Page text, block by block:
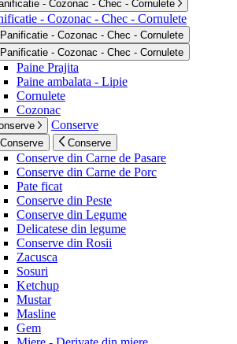
- Cozonac - Chec - Cornulete
- Cozonac - Chec - Cornulete
Panificatie - Cozonac - Chec - Cornulete
Panificatie - Cozonac - Chec - Cornulete
Paine Prajita
Paine ambalata - Lipie
Cornulete
Cozonac
Conserve
Conserve Conserve
Conserve din Carne de Pasare
Conserve din Carne de Porc
Pate ficat
Conserve din Peste
Conserve din Legume
Delicatese din legume
Conserve din Rosii
Zacusca
Sosuri
Ketchup
Mustar
Masline
Gem